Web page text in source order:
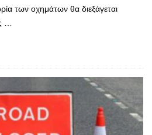
των οχημάτων θα διεξάγεται
…